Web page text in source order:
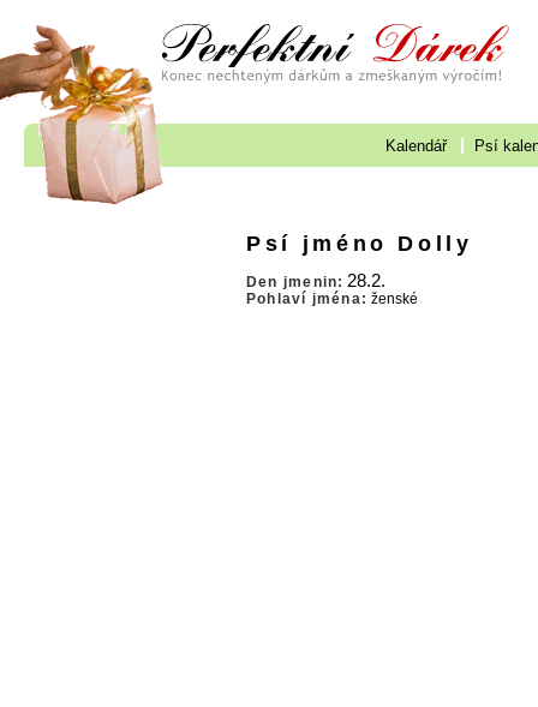
Kalendář Psí
Psí jméno Dolly
Den jmenin: 28.2.
Pohlaví jména: ženské